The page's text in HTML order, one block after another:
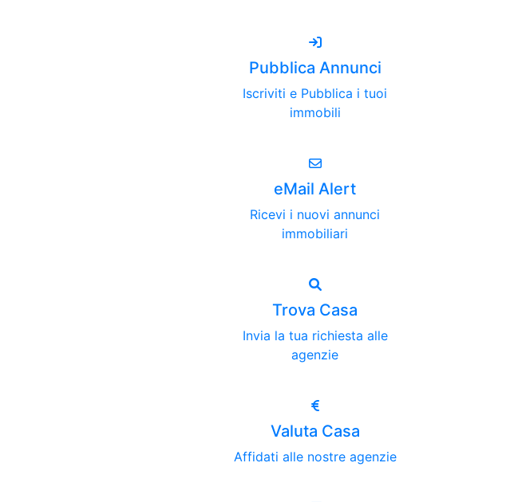
Pubblica Annunci
Iscriviti e Pubblica i tuoi
immobili
eMail Alert
Ricevi i nuovi annunci
immobiliari
Trova Casa
Invia la tua richiesta alle
agenzie
Valuta Casa
Affidati alle nostre agenzie